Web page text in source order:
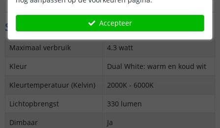
Specificaties
Maximaal verbruik
4.3 watt
Kleur
Dual White: warm en koud wit
Kleurtemperatuur (Kelvin)
2000K - 6000K
Lichtopbrengst
330 lumen
Dimbaar
Ja
Accepteer